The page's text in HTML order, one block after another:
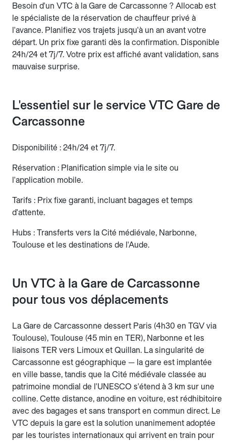
Besoin d'un VTC à la Gare de Carcassonne ? Allocab est
le spécialiste de la réservation de chauffeur privé à
l'avance. Planifiez vos trajets jusqu'à un an avant votre
départ. Un prix fixe garanti dès la confirmation. Disponible
24h/24 et 7j/7. Votre prix est affiché avant validation, sans
mauvaise surprise.
L'essentiel sur le service VTC Gare de
Carcassonne
Disponibilité : 24h/24 et 7j/7.
Réservation : Planification simple via le site ou
l'application mobile.
Tarifs : Prix fixe garanti, incluant bagages et temps
d'attente.
Hubs : Transferts vers la Cité médiévale, Narbonne,
Toulouse et les destinations de l'Aude.
Un VTC à la Gare de Carcassonne
pour tous vos déplacements
La Gare de Carcassonne dessert Paris (4h30 en TGV via
Toulouse), Toulouse (45 min en TER), Narbonne et les
liaisons TER vers Limoux et Quillan. La singularité de
Carcassonne est géographique — la gare est implantée
en ville basse, tandis que la Cité médiévale classée au
patrimoine mondial de l'UNESCO s'étend à 3 km sur une
colline. Cette distance, anodine en voiture, est rédhibitoire
avec des bagages et sans transport en commun direct. Le
VTC depuis la gare est la solution unanimement adoptée
par les touristes internationaux qui arrivent en train pour